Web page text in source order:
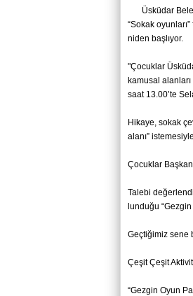
Üs­kü­dar
“Sokak
ni­den baş­lı­yor.
"Ço­cuk­lar
ka­mu­sal
saat 13.00’te
Hi­ka­ye, sokak
alanı”
Ço­cuk­lar
Ta­le­bi
lun­du­ğu
Geç­ti­ği­miz sene
Çeşit Çeşit
“Gez­gin Oyun